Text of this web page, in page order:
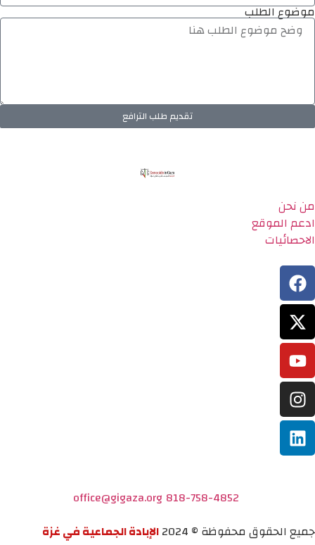
موضوع الطلب
تقديم طلب الترافع
من نحن
ادعم الموقع
الاحصائيات
818-758-4852
office@gigaza.org
جميع الحقوق محفوظة © 2024
الإبادة الجماعية في غزة